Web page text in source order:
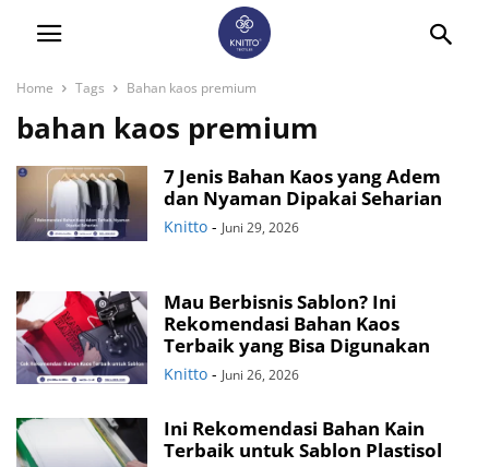
Home Tags Bahan kaos premium
bahan kaos premium
7 Jenis Bahan Kaos yang Adem
dan Nyaman Dipakai Seharian
Knitto - Juni 29, 2026
Mau Berbisnis Sablon? Ini
Rekomendasi Bahan Kaos
Terbaik yang Bisa Digunakan
Knitto - Juni 26, 2026
Ini Rekomendasi Bahan Kain
Terbaik untuk Sablon Plastisol